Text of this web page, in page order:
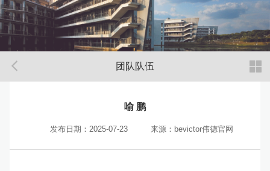
团队队伍
‍喻 鹏
发布日期：2025-07-23 来源：bevictor伟德官网